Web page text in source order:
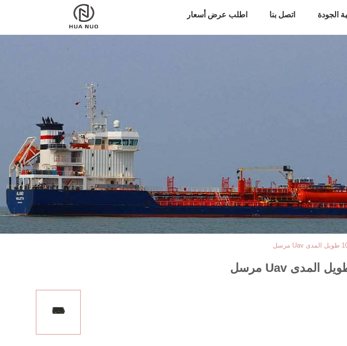
الجودة اتصل بنا اطلب عرض أسعار